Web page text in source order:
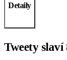
Detaily
Tweety